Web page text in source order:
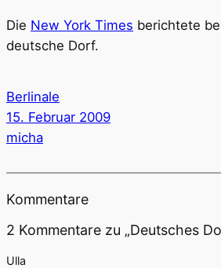
Die New York Times berichtete
deutsche Dorf.
Berlinale
15. Februar 2009
micha
Kommentare
2 Kommentare zu „Deutsches
Ulla